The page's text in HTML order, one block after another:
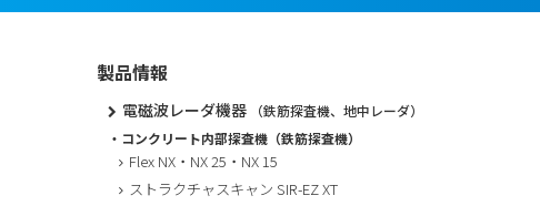
製品情報
電磁波レーダ機器
（鉄筋探査機、地中レーダ）
・コンクリート内部探査機（鉄筋探査機）
Flex NX・NX 25・NX 15
ストラクチャスキャン SIR-EZ XT